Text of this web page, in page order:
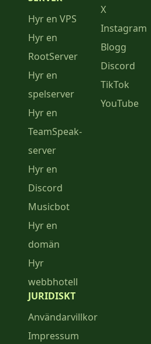
Hyr en VPS
Hyr en
RootServer
Hyr en
spelserver
Hyr en
TeamSpeak-
server
Hyr en
Discord
Musicbot
Hyr en
domän
Hyr
webbhotell
X
Instagram
Blogg
Discord
TikTok
YouTube
JURIDISKT
Användarvillkor
Impressum